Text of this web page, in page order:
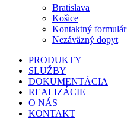
Bratislava
Košice
Kontaktný formulár
Nezáväzný dopyt
PRODUKTY
SLUŽBY
DOKUMENTÁCIA
REALIZÁCIE
O NÁS
KONTAKT